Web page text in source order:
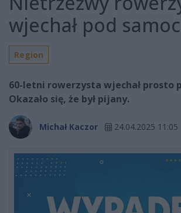
wjechał pod
Region
60-letni rowerzysta wjechał prosto
Okazało się, że był pijany.
Michał Kaczor 24.04.2025 11:05